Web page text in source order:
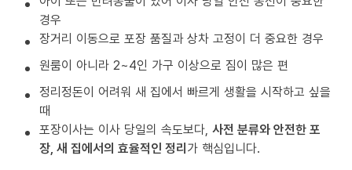
경우
장거리 이동으로 포장 품질과 상차 고정이 더 중요한 경우
원룸이 아니라 2~4인 가구 이상으로 짐이 많은 편
정리정돈이 어려워 새 집에서 빠르게 생활을 시작하고 싶을
때
포장이사는 이사 당일의 속도보다, 사전 분류와 안전한 포
장, 새 집에서의 효율적인 정리가 핵심입니다.